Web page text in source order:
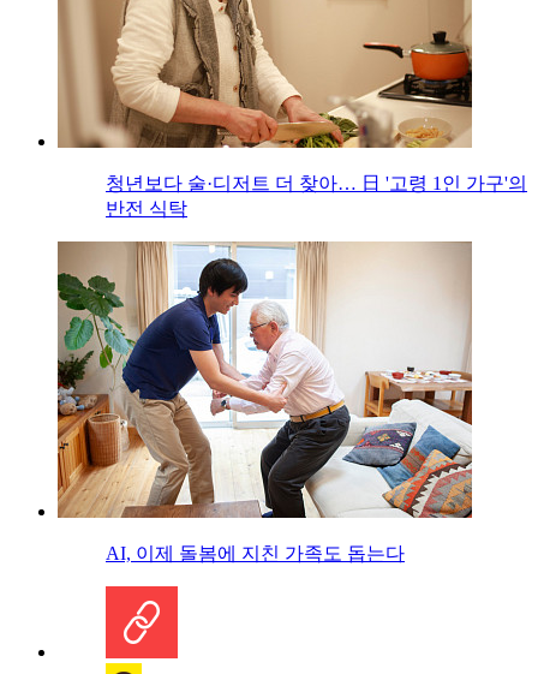
청년보다 술·디저트 더 찾아… 日 '고령 1인 가구'의
반전 식탁
AI, 이제 돌봄에 지친 가족도 돕는다